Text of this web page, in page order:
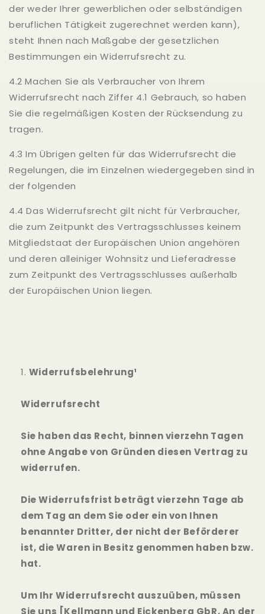
der weder Ihrer gewerblichen oder selbständigen
beruflichen Tätigkeit zugerechnet werden kann),
steht Ihnen nach Maßgabe der gesetzlichen
Bestimmungen ein Widerrufsrecht zu.
4.2 Machen Sie als Verbraucher von Ihrem
Widerrufsrecht nach Ziffer 4.1 Gebrauch, so haben
Sie die regelmäßigen Kosten der Rücksendung zu
tragen.
4.3 Im Übrigen gelten für das Widerrufsrecht die
Regelungen, die im Einzelnen wiedergegeben sind in
der folgenden
4.4 Das Widerrufsrecht gilt nicht für Verbraucher,
die zum Zeitpunkt des Vertragsschlusses keinem
Mitgliedstaat der Europäischen Union angehören
und deren alleiniger Wohnsitz und Lieferadresse
zum Zeitpunkt des Vertragsschlusses außerhalb
der Europäischen Union liegen.
Widerrufsbelehrung¹
Widerrufsrecht
Sie haben das Recht, binnen vierzehn Tagen
ohne Angabe von Gründen diesen Vertrag zu
widerrufen.
Die Widerrufsfrist beträgt vierzehn Tage ab
dem Tag an dem Sie oder ein von Ihnen
benannter Dritter, der nicht der Beförderer
ist, die Waren in Besitz genommen haben bzw.
hat.
Um Ihr Widerrufsrecht auszuüben, müssen